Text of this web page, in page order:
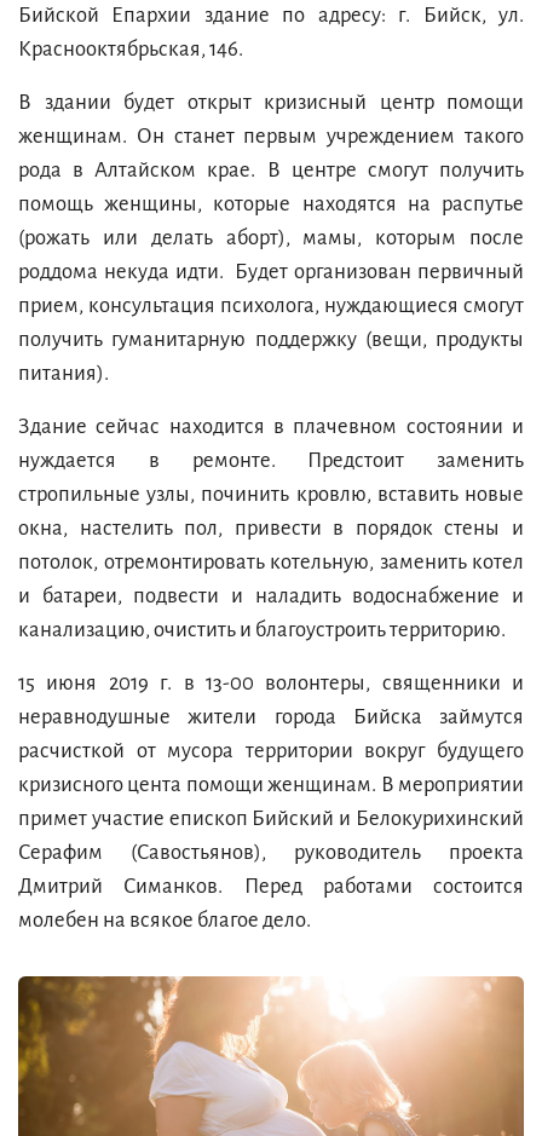
Бийской Епархии здание по адресу: г. Бийск, ул.
Краснооктябрьская, 146.
В здании будет открыт кризисный центр помощи
женщинам. Он станет первым учреждением такого
рода в Алтайском крае. В центре смогут получить
помощь женщины, которые находятся на распутье
(рожать или делать аборт), мамы, которым после
роддома некуда идти. Будет организован первичный
прием, консультация психолога, нуждающиеся смогут
получить гуманитарную поддержку (вещи, продукты
питания).
Здание сейчас находится в плачевном состоянии и
нуждается в ремонте. Предстоит заменить
стропильные узлы, починить кровлю, вставить новые
окна, настелить пол, привести в порядок стены и
потолок, отремонтировать котельную, заменить котел
и батареи, подвести и наладить водоснабжение и
канализацию, очистить и благоустроить территорию.
15 июня 2019 г. в 13-00 волонтеры, священники и
неравнодушные жители города Бийска займутся
расчисткой от мусора территории вокруг будущего
кризисного цента помощи женщинам. В мероприятии
примет участие епископ Бийский и Белокурихинский
Серафим (Савостьянов), руководитель проекта
Дмитрий Симанков. Перед работами состоится
молебен на всякое благое дело.